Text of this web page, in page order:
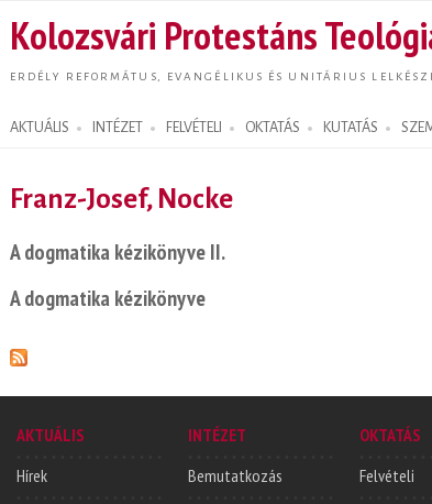
Kolozsvári Protestáns
ERDÉLY REFORMÁTUS, EVANGÉLIKUS ÉS UNITÁRIUS
AKTUÁLIS INTÉZET FELVÉTELI OKTATÁS KUTATÁS
Search form
Franz-Josef, Nocke
A dogmatika kézikönyve II.
A dogmatika kézikönyve
AKTUÁLIS
Hírek
INTÉZET
Bemutatkozás
OKTATÁS
Felvételi